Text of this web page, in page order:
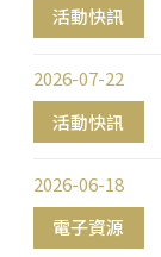
活動快訊
活動快訊
2026-07-22
電子資源
2026-06-18